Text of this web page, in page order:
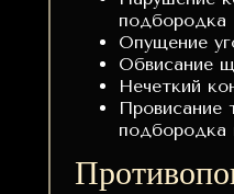
подбородка
Опущение
Обвисание
Нечеткий
Провисание
подбородка